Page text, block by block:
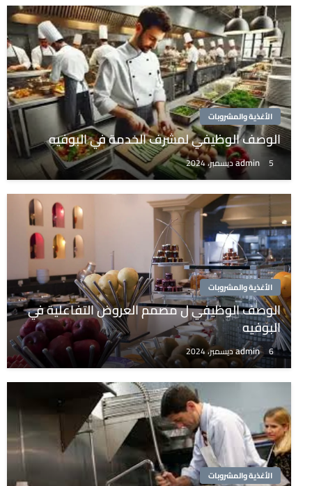
الأغذية والمشروبات
الوصف الوظيفي لمشرف الخدمة في البوفيه
admin 5 ديسمبر، 2024
الأغذية والمشروبات
الوصف الوظيفي ل مصمم العروض التفاعلية في
البوفيه
admin 6 ديسمبر، 2024
الأغذية والمشروبات